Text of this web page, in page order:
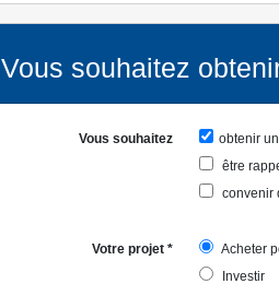
Vous souhaitez
Vous souhaitez
obtenir
être
convenir
Votre projet *
Acheter
Investir